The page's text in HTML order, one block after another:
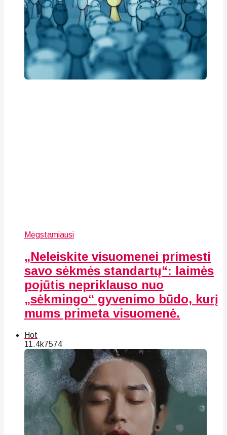
Mėgstamiausi
„Neleiskite visuomenei primesti
savo sėkmės standartų“: laimės
pojūtis nepriklauso nuo
„sėkmingo“ gyvenimo būdo, kurį
mums primeta visuomenė.
Hot
11.4k7574